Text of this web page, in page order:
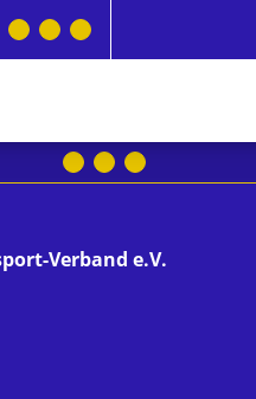
Verband e.V.